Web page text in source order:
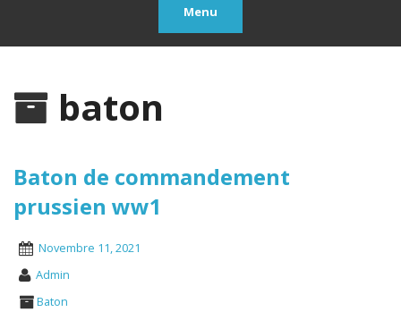
Menu
baton
Baton de commandement
prussien ww1
Novembre 11, 2021
Admin
Baton